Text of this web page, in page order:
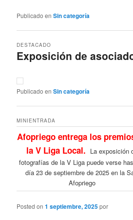
Publicado en Sin categoría
Exposición de
DESTACADO
Publicado en Sin categoría
MINIENTRADA
Afopriego entrega los
la V Liga Local. La exposición
fotografías de la V Liga puede verse
día 23 de septiembre de 2025 en la
Afopriego
Posted on1 septiembre, 2025por